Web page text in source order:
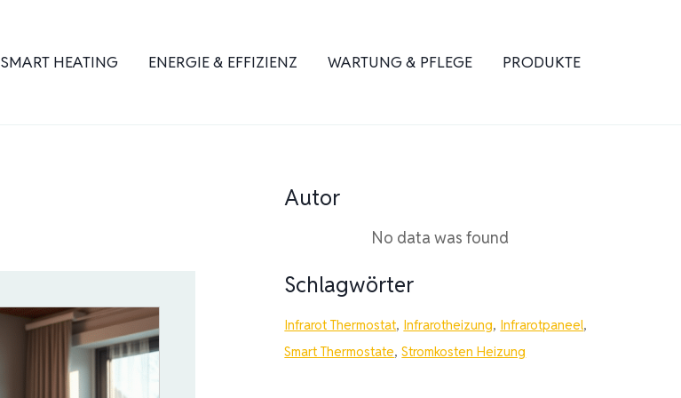
SMART HEATING ENERGIE & EFFIZIENZ WARTUNG & PFLEGE PRODUKTE
Autor
No data was found
Schlagwörter
Infrarot Thermostat, Infrarotheizung, Infrarotpaneel,
Smart Thermostate, Stromkosten Heizung